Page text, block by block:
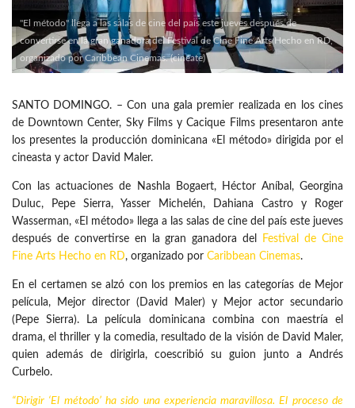
"El método" llega a las salas de cine del país este jueves después de
convertirse en la gran ganadora del Festival de Cine Fine Arts Hecho en RD,
organizado por Caribbean Cinemas. (cinéate)
SANTO DOMINGO. – Con una gala premier realizada en los cines
de Downtown Center, Sky Films y Cacique Films presentaron ante
los presentes la producción dominicana «El método» dirigida por el
cineasta y actor David Maler.
Con las actuaciones de Nashla Bogaert, Héctor Aníbal, Georgina
Duluc, Pepe Sierra, Yasser Michelén, Dahiana Castro y Roger
Wasserman, «El método» llega a las salas de cine del país este jueves
después de convertirse en la gran ganadora del
Festival de Cine
Fine Arts Hecho en RD, organizado por Caribbean Cinemas.
En el certamen se alzó con los premios en las categorías de Mejor
película, Mejor director (David Maler) y Mejor actor secundario
(Pepe Sierra). La película dominicana combina con maestría el
drama, el thriller y la comedia, resultado de la visión de David Maler,
quien además de dirigirla, coescribió su guion junto a Andrés
Curbelo.
“Dirigir ‘El método’ ha sido una experiencia maravillosa. El proceso de